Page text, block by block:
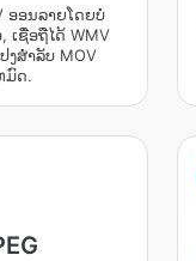
ອອນລາຍໂດຍບໍ່
ເຊື່ອຖືໄດ້ WMV
ງສໍາລັບ MOV
ມົດ.